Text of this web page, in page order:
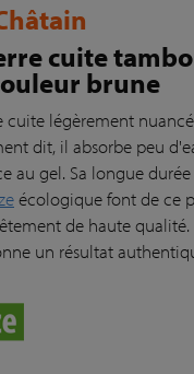
cuite
brune
cuite légèrement
dit, il absorbe peu
au gel. Sa longue
écologique font de ce
de haute
un résultat